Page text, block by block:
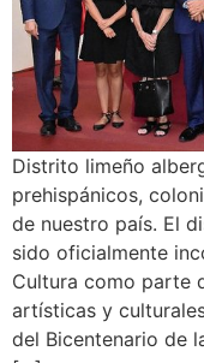
Distrito limeño
prehispánicos,
de nuestro país. El
sido oficialmente
Cultura como parte
artísticas y
del Bicentenario de